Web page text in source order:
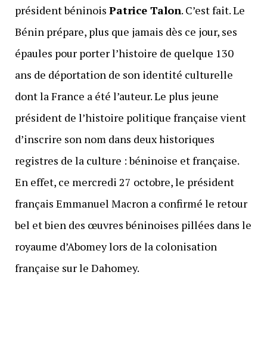
président béninois Patrice Talon. C’est fait. Le
Bénin prépare, plus que jamais dès ce jour, ses
épaules pour porter l’histoire de quelque 130
ans de déportation de son identité culturelle
dont la France a été l’auteur. Le plus jeune
président de l’histoire politique française vient
d’inscrire son nom dans deux historiques
registres de la culture : béninoise et française.
En effet, ce mercredi 27 octobre, le président
français Emmanuel Macron a confirmé le retour
bel et bien des œuvres béninoises pillées dans le
royaume d’Abomey lors de la colonisation
française sur le Dahomey.